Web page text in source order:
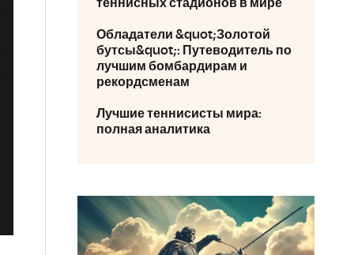
теннисных стадионов в мире
Обладатели &quot;Золотой
бутсы&quot;: Путеводитель по
лучшим бомбардирам и
рекордсменам
Лучшие теннисисты мира:
полная аналитика